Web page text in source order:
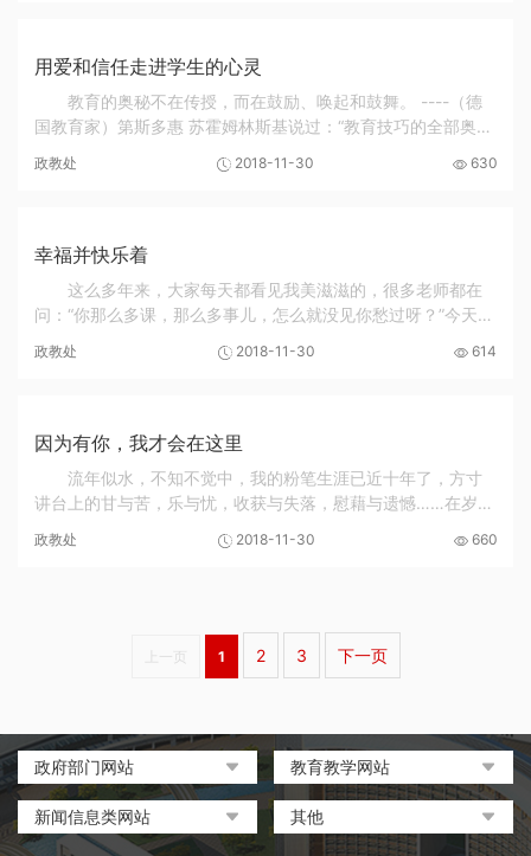
用爱和信任走进学生的心灵
教育的奥秘不在传授，而在鼓励、唤起和鼓舞。 ----（德
国教育家）第斯多惠 苏霍姆林斯基说过：“教育技巧的全部奥秘
生，爱护每...
政教处 2018-11-30 630
幸福并快乐着
这么多年来，大家每天都看见我美滋滋的，很多老师都在
问：“你那么多课，那么多事儿，怎么就没见你愁过呀？”今天我
感和快乐感，而成功感和快乐感来自于我那...
政教处 2018-11-30 614
因为有你，我才会在这里
流年似水，不知不觉中，我的粉笔生涯已近十年了，方寸
讲台上的甘与苦，乐与忧，收获与失落，慰藉与遗憾……在岁月
今，又一个七月将至，我回头望望我们曾经走...
政教处 2018-11-30 660
上一页 1 2 3 下一页
政府部门网站
中国政府网
河南省人民政府
教育教学网站
教育部政府门户网站
中国职业教育与成人教育网
新闻信息类网站
环球网
其他
中央电化教育馆